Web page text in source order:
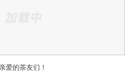
亲爱的茶友们！